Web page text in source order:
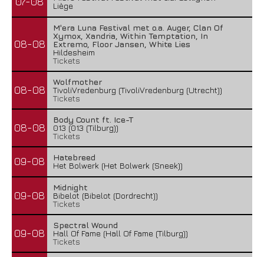
Liège
08-08
M'era Luna Festival met o.a. Auger, Clan Of
Xymox, Xandria, Within Temptation, In
Extremo, Floor Jansen, White Lies
Hildesheim
Tickets
08-08
Wolfmother
TivoliVredenburg (TivoliVredenburg (Utrecht))
Tickets
08-08
Body Count ft. Ice-T
013 (013 (Tilburg))
Tickets
09-08
Hatebreed
Het Bolwerk (Het Bolwerk (Sneek))
09-08
Midnight
Bibelot (Bibelot (Dordrecht))
Tickets
09-08
Spectral Wound
Hall Of Fame (Hall Of Fame (Tilburg))
Tickets